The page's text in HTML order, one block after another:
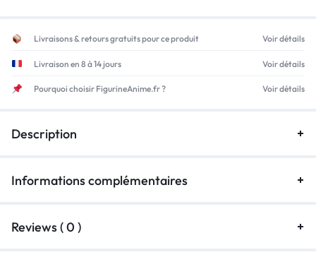
Livraisons & retours gratuits pour ce produit Voir détails
Livraison en 8 à 14 jours Voir détails
Pourquoi choisir FigurineAnime.fr ? Voir détails
Description
Informations complémentaires
Reviews ( 0 )